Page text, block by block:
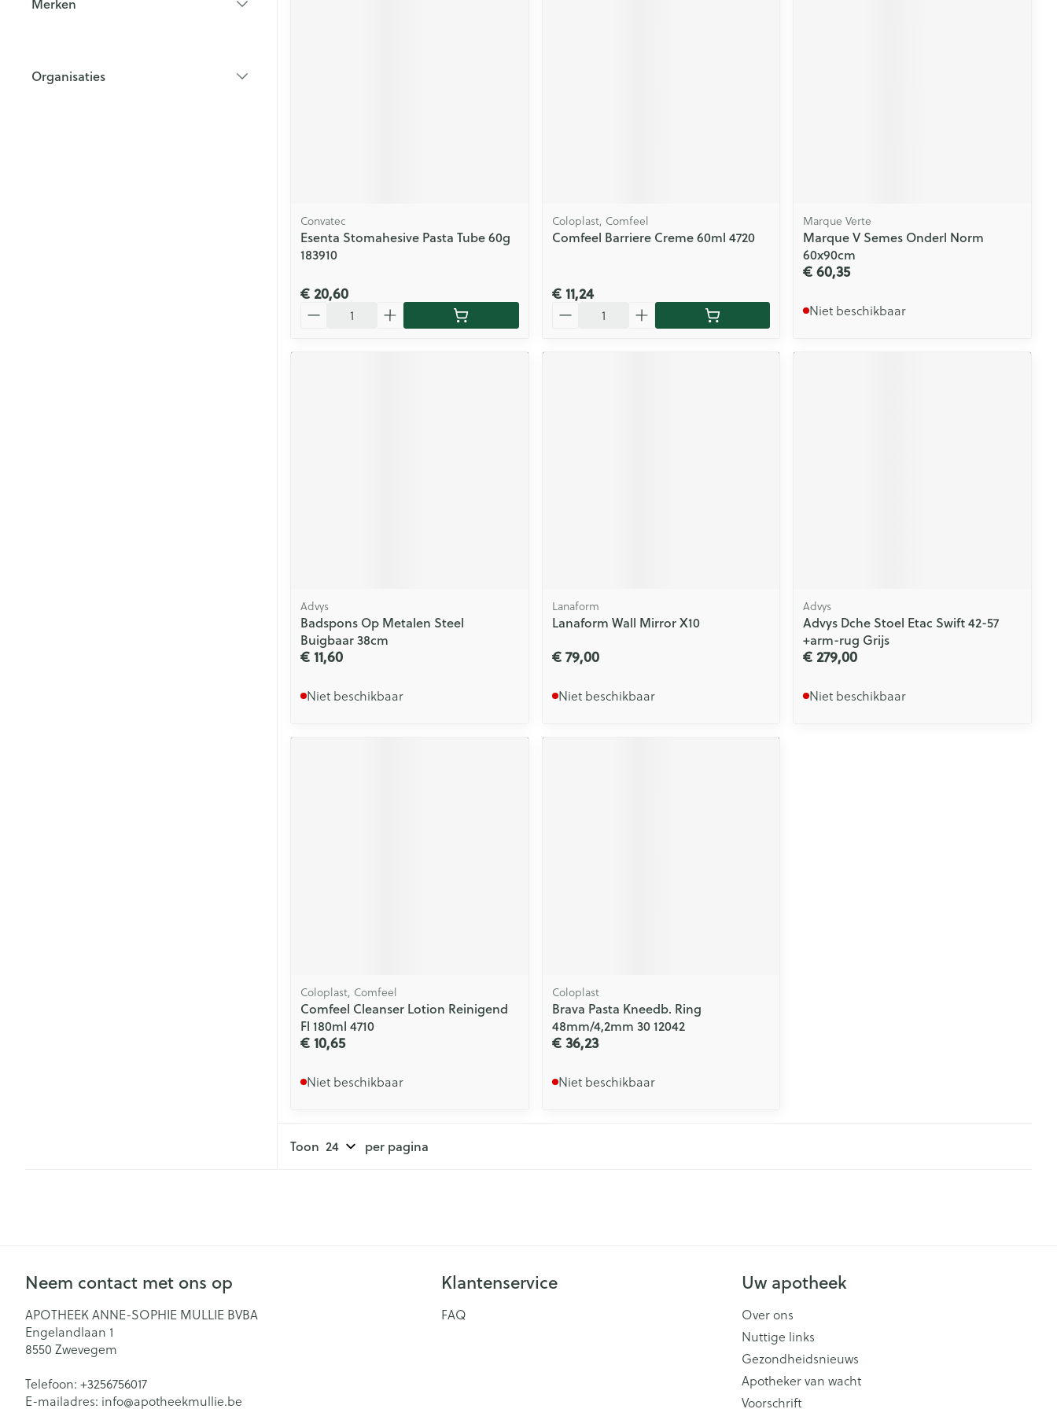
Organisaties
Convatec
Esenta Stomahesive Pasta Tube 60g
183910
€ 20,60
Coloplast, Comfeel
Comfeel Barriere Creme 60ml 4720
€ 11,24
Marque Verte
Marque V Semes Onderl Norm
60x90cm
€ 60,35
Niet beschikbaar
Advys
Badspons Op Metalen Steel
Buigbaar 38cm
€ 11,60
Niet beschikbaar
Lanaform
Lanaform Wall Mirror X10
€ 79,00
Niet beschikbaar
Advys
Advys Dche Stoel Etac Swift 42-57
+arm-rug Grijs
€ 279,00
Niet beschikbaar
Coloplast, Comfeel
Comfeel Cleanser Lotion Reinigend
Fl 180ml 4710
€ 10,65
Niet beschikbaar
Coloplast
Brava Pasta Kneedb. Ring
48mm/4,2mm 30 12042
€ 36,23
Niet beschikbaar
Toon per pagina
Neem contact met ons op
APOTHEEK ANNE-SOPHIE MULLIE BVBA
Engelandlaan 1
8550 Zwevegem
Telefoon: +3256756017
E-mailadres: info@apotheekmullie.be
Klantenservice
FAQ
Uw apotheek
Over ons
Nuttige links
Gezondheidsnieuws
Apotheker van wacht
Voorschrift